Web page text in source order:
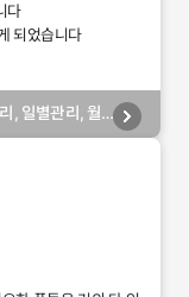
다
되었습니다
, 일별관리, 월